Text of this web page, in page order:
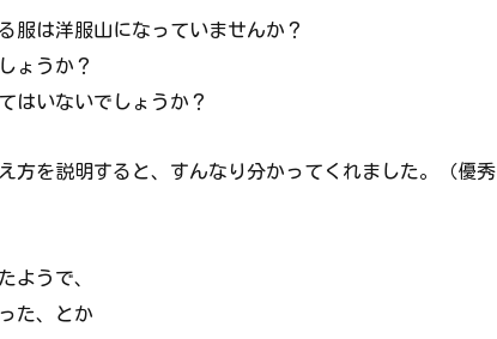
服は洋服山になっていませんか？
ょうか？
はいないでしょうか？
方を説明すると、すんなり分かってくれました。（優秀
ようで、
た、とか